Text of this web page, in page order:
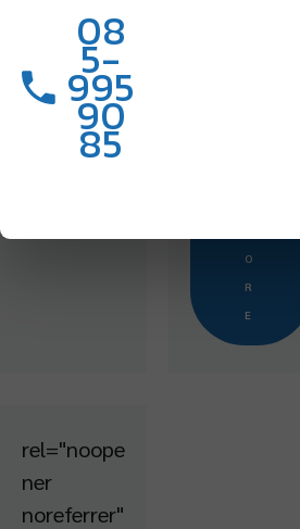
08
5-
995
90
85
O
R
E
rel="noope
ner
noreferrer"